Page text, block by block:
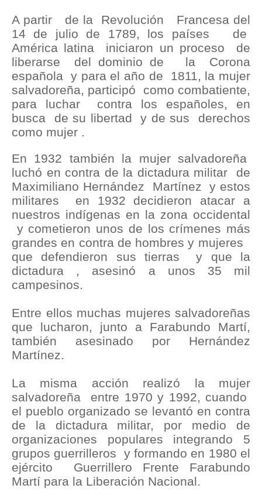
A partir de la Revolución Francesa del
14 de julio de 1789, los países de
América latina iniciaron un proceso de
liberarse del dominio de la Corona
española y para el año de 1811, la mujer
salvadoreña, participó como combatiente,
para luchar contra los españoles, en
busca de su libertad y de sus derechos
como mujer .
En 1932 también la mujer salvadoreña
luchó en contra de la dictadura militar de
Maximiliano Hernández Martínez y estos
militares en 1932 decidieron atacar a
nuestros indígenas en la zona occidental
y cometieron unos de los crímenes más
grandes en contra de hombres y mujeres
que defendieron sus tierras y que la
dictadura , asesinó a unos 35 mil
campesinos.
Entre ellos muchas mujeres salvadoreñas
que lucharon, junto a Farabundo Martí,
también asesinado por Hernández
Martínez.
La misma acción realizó la mujer
salvadoreña entre 1970 y 1992, cuando
el pueblo organizado se levantó en contra
de la dictadura militar, por medio de
organizaciones populares integrando 5
grupos guerrilleros y formando en 1980 el
ejército Guerrillero Frente Farabundo
Martí para la Liberación Nacional.